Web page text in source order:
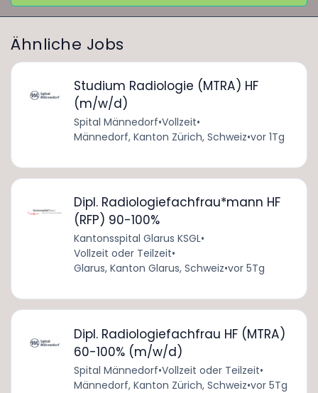
Ähnliche Jobs
Studium Radiologie (MTRA) HF
(m/w/d)
Spital Männedorf•Vollzeit•
Männedorf, Kanton Zürich, Schweiz•vor 1Tg
Dipl. Radiologiefachfrau*mann HF
(RFP) 90-100%
Kantonsspital Glarus KSGL•
Vollzeit oder Teilzeit•
Glarus, Kanton Glarus, Schweiz•vor 5Tg
Dipl. Radiologiefachfrau HF (MTRA)
60-100% (m/w/d)
Spital Männedorf•Vollzeit oder Teilzeit•
Männedorf, Kanton Zürich, Schweiz•vor 5Tg